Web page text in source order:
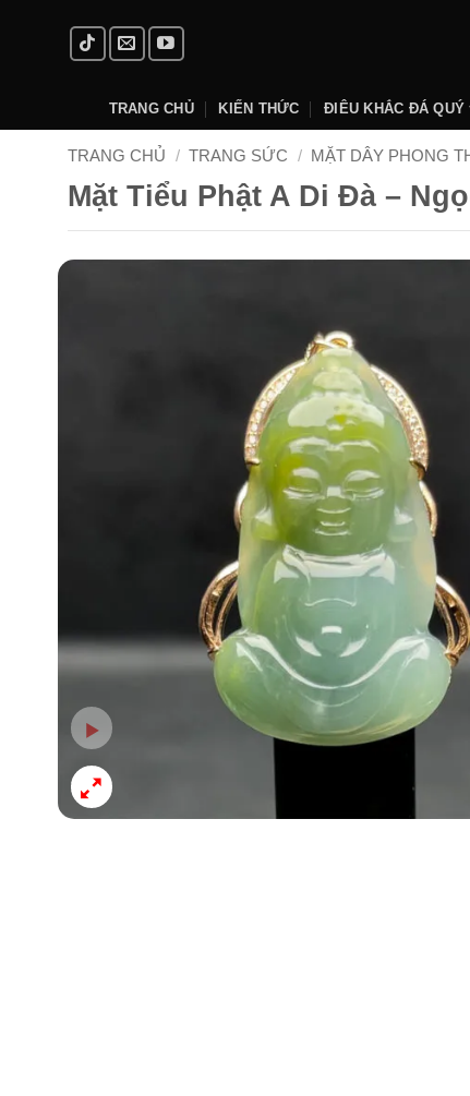
TRANG CHỦ KIẾN THỨC ĐIÊU KHẮC ĐÁ QUÝ
TRANG CHỦ / TRANG SỨC / MẶT DÂY PHONG
Mặt Tiểu Phật A Di Đà –